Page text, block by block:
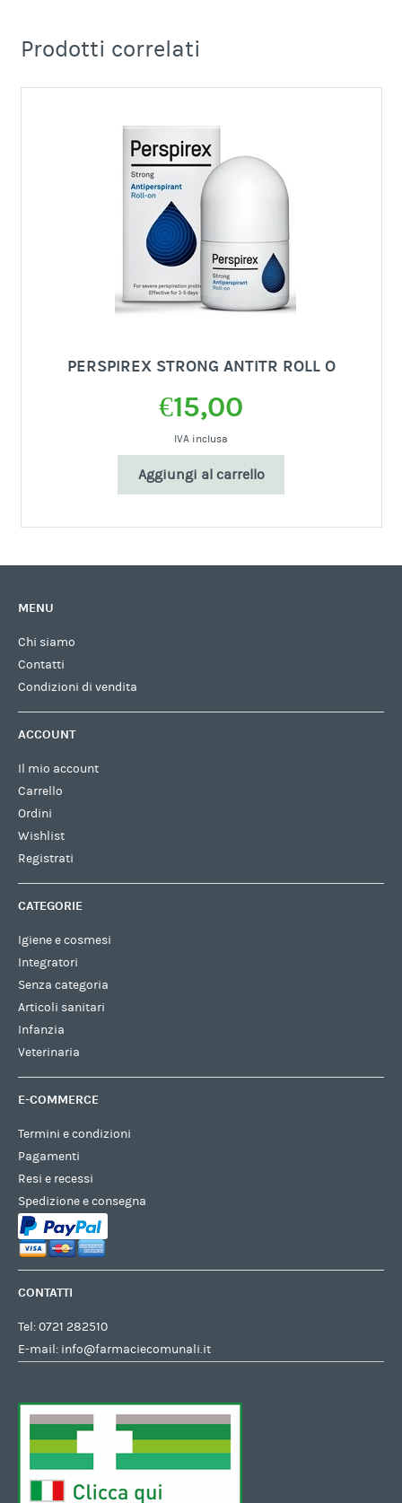
Prodotti correlati
PERSPIREX STRONG ANTITR ROLL O
€15,00
IVA inclusa
Aggiungi al carrello
MENU
Chi siamo
Contatti
Condizioni di vendita
ACCOUNT
Il mio account
Carrello
Ordini
Wishlist
Registrati
CATEGORIE
Igiene e cosmesi
Integratori
Senza categoria
Articoli sanitari
Infanzia
Veterinaria
E-COMMERCE
Termini e condizioni
Pagamenti
Resi e recessi
Spedizione e consegna
CONTATTI
Tel:0721 282510
E-mail: info@farmaciecomunali.it